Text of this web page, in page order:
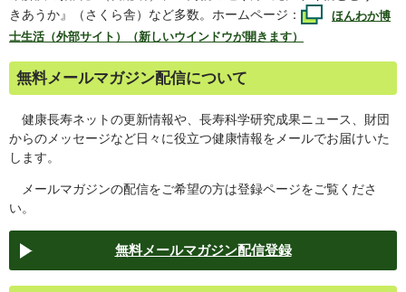
きあうか』（さくら舎）など多数。ホームページ：
ほんわか博
士生活（外部サイト）（新しいウインドウが開きます）
無料メールマガジン配信について
健康長寿ネットの更新情報や、長寿科学研究成果ニュース、財団
からのメッセージなど日々に役立つ健康情報をメールでお届けいた
します。
メールマガジンの配信をご希望の方は登録ページをご覧くださ
い。
無料メールマガジン配信登録